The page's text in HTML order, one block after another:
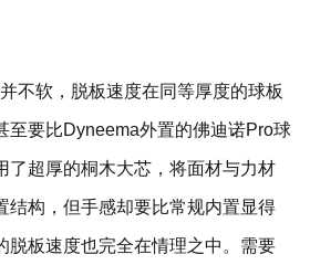
不软，脱板速度在同等厚度的球板
至要比Dyneema外置的佛迪诺Pro球
了超厚的桐木大芯，将面材与力材
结构，但手感却要比常规内置显得
脱板速度也完全在情理之中。需要